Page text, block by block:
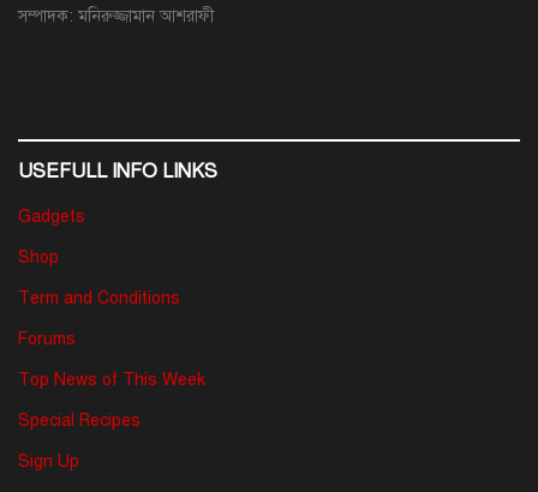
সম্পাদক: মনিরুজ্জামান আশরাফী
USEFULL INFO LINKS
Gadgets
Shop
Term and Conditions
Forums
Top News of This Week
Special Recipes
Sign Up